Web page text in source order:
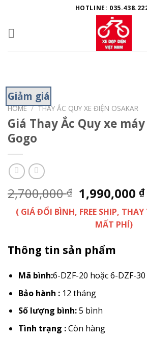
content
HOTLINE:
Giảm giá
HOME / THAY ẮC QUY XE ĐIỆN OSAKAR
Giá Thay Ắc Quy xe
Gogo
2,700,000₫ 1,990,000₫
( GIÁ ĐỔI BÌNH, FREE SHIP,
MẤT PHÍ)
Thông tin sản phẩm
Mã bình:6-DZF-20 hoặc 6-DZF-30
Bảo hành : 12 tháng
Số lượng bình:5 bình
Tình trạng :Còn hàng